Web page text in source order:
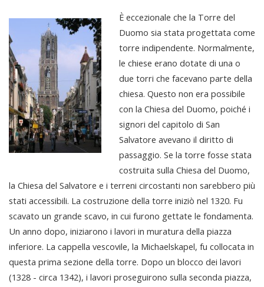
È eccezionale che la Torre del
Duomo sia stata progettata come
torre indipendente. Normalmente,
le chiese erano dotate di una o
due torri che facevano parte della
chiesa. Questo non era possibile
con la Chiesa del Duomo, poiché i
signori del capitolo di San
Salvatore avevano il diritto di
passaggio. Se la torre fosse stata
costruita sulla Chiesa del Duomo,
la Chiesa del Salvatore e i terreni circostanti non sarebbero più
stati accessibili. La costruzione della torre iniziò nel 1320. Fu
scavato un grande scavo, in cui furono gettate le fondamenta.
Un anno dopo, iniziarono i lavori in muratura della piazza
inferiore. La cappella vescovile, la Michaelskapel, fu collocata in
questa prima sezione della torre. Dopo un blocco dei lavori
(1328 - circa 1342), i lavori proseguirono sulla seconda piazza,